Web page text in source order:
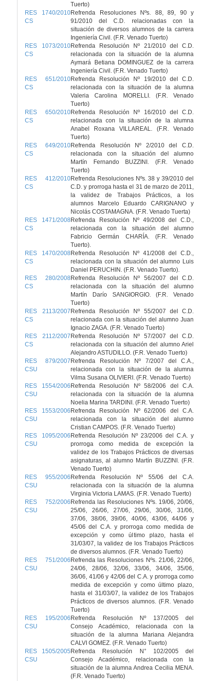
Tuerto)
RES 1740/2010
CS
Refrenda Resoluciones Nºs. 88, 89, 90 y
91/2010 del C.D. relacionadas con la
situación de diversos alumnos de la carrera
Ingeniería Civil. (F.R. Venado Tuerto)
RES 1073/2010
CS
Refrenda Resolución Nº 21/2010 del C.D.
relacionada con la situación de la alumna
Aymará Betiana DOMINGUEZ de la carrera
Ingeniería Civil. (F.R. Venado Tuerto)
RES 651/2010
CS
Refrenda Resolución Nº 19/2010 del C.D.
relacionada con la situación de la alumna
Valeria Carolina MORELLI. (F.R. Venado
Tuerto)
RES 650/2010
CS
Refrenda Resolución Nº 16/2010 del C.D.
relacionada con la situación de la alumna
Anabel Roxana VILLAREAL. (F.R. Venado
Tuerto)
RES 649/2010
CS
Refrenda Resolución Nº 2/2010 del C.D.
relacionada con la situación del alumno
Martín Fernando BUZZINI. (F.R. Venado
Tuerto)
RES 412/2010
CS
Refrenda Resoluciones Nºs. 38 y 39/2010 del
C.D. y prorroga hasta el 31 de marzo de 2011,
la validez de Trabajos Prácticos, a los
alumnos Marcelo Eduardo CARIGNANO y
Nicolás COSTAMAGNA. (F.R. Venado Tuerta)
RES 1471/2008
CS
Refrenda Resolución Nº 49/2008 del C.D.,
relacionada con la situación del alumno
Fabricio Germán CHARÍA. (F.R. Venado
Tuerto).
RES 1470/2008
CS
Refrenda Resolución Nº 41/2008 del C.D.,
relacionada con la situación del alumno Luis
Daniel PERUCHIN. (F.R. Venado Tuerto).
RES 280/2008
CS
Refrenda Resolución Nº 56/2007 del C.D.
relacionada con la situación del alumno
Martín Darío SANGIORGIO. (F.R. Venado
Tuerto)
RES 2113/2007
CS
Refrenda Resolución Nº 55/2007 del C.D.
relacionada con la situación del alumno Juan
Ignacio ZAGA. (F.R. Venado Tuerto)
RES 2112/2007
CS
Refrenda Resolución Nº 57/2007 del C.D.
relacionada con la situación del alumno Ariel
Alejandro ASTUDILLO. (F.R. Venado Tuerto)
RES 879/2007
CSU
Refrenda Resolución Nº 7/2007 del C.A.,
relacionada con la situación de la alumna
Vilma Susana OLIVIERI. (F.R. Venado Tuerto)
RES 1554/2006
CSU
Refrenda Resolución Nº 58/2006 del C.A.
relacionada con la situación de la alumna
Noelia Marina TARDINI. (F.R. Venado Tuerto)
RES 1553/2006
CSU
Refrenda Resolución Nº 62/2006 del C.A.
relacionada con la situación del alumno
Cristian CAMPOS. (F.R. Venado Tuerto)
RES 1095/2006
CSU
Refrenda Resolución Nº 23/2006 del C.A. y
prorroga como medida de excepción la
validez de los Trabajos Prácticos de diversas
asignaturas, al alumno Martín BUZZINI. (F.R.
Venado Tuerto)
RES 955/2006
CSU
Refrenda Resolución Nº 55/06 del C.A.
relacionada con la situación de la alumna
Virginia Victoria LAMAS. (F.R. Venado Tuerto)
RES 752/2006
CSU
Refrenda las Resoluciones Nºs. 19/06, 20/06,
25/06, 26/06, 27/06, 29/06, 30/06, 31/06,
37/06, 38/06, 39/06, 40/06, 43/06, 44/06 y
45/06 del C.A. y prorroga como medida de
excepción y como último plazo, hasta el
31/03/07, la validez de los Trabajos Prácticos
de diversos alumnos. (F.R. Venado Tuerto)
RES 751/2006
CSU
Refrenda las Resoluciones Nºs. 21/06, 22/06,
24/06, 28/06, 32/06, 33/06, 34/06, 35/06,
36/06, 41/06 y 42/06 del C.A. y prorroga como
medida de excepción y como último plazo,
hasta el 31/03/07, la validez de los Trabajos
Prácticos de diversos alumnos. (F.R. Venado
Tuerto)
RES 195/2006
CSU
Refrenda Resolución Nº 137/2005 del
Consejo Académico, relacionada con la
situación de la alumna Mariana Alejandra
CALVI GOMEZ. (F.R. Venado Tuerto)
RES 1505/2005
CSU
Refrenda Resolución N° 102/2005 del
Consejo Académico, relacionada con la
situación de la alumna Andrea Cecilia MENA.
(F.R. Venado Tuerto)